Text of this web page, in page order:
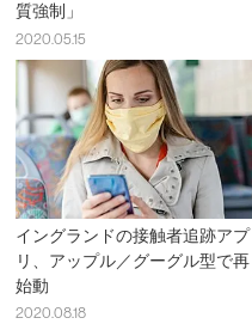
質強制」
2020.05.15
イングランドの接触者追跡アプ
リ、アップル／グーグル型で再
始動
2020.08.18